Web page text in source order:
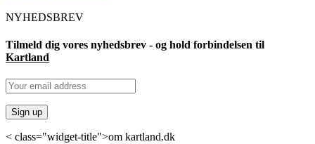
NYHEDSBREV
Tilmeld dig vores nyhedsbrev - og hold forbindelsen til
Kartland
< class="widget-title">om kartland.dk